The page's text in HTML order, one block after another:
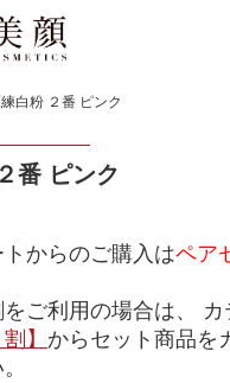
白粉 ２番 ピンク
番 ピンク
からのご購入はペア
ご利用の場合は、 カ
】 からセット商品を